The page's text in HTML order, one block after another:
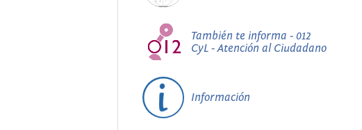
También te informa - 012
CyL - Atención al Ciudadano
Información